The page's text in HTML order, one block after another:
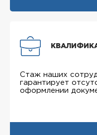
Стаж наших
гарантирует
оформлении